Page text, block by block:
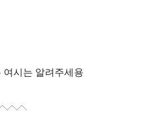
여시는 알려주세용